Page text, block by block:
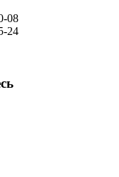
08
24